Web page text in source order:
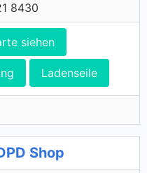
8430
siehen
Ladenseile
Shop